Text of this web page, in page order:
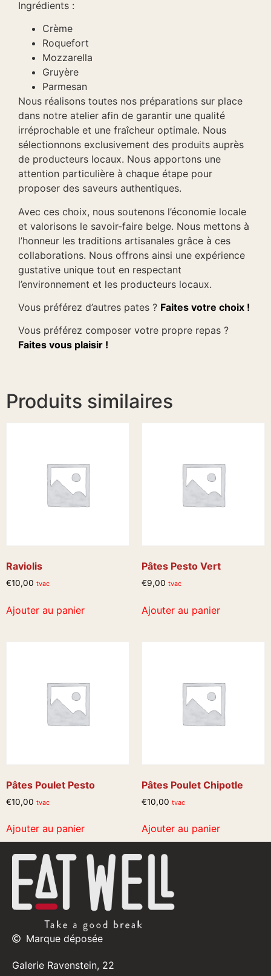
Ingrédients :
Crème
Roquefort
Mozzarella
Gruyère
Parmesan
Nous réalisons toutes nos préparations sur place
dans notre atelier afin de garantir une qualité
irréprochable et une fraîcheur optimale. Nous
sélectionnons exclusivement des produits auprès
de producteurs locaux. Nous apportons une
attention particulière à chaque étape pour
proposer des saveurs authentiques.
Avec ces choix, nous soutenons l’économie locale
et valorisons le savoir-faire belge. Nous mettons à
l’honneur les traditions artisanales grâce à ces
collaborations. Nous offrons ainsi une expérience
gustative unique tout en respectant
l’environnement et les producteurs locaux.
Vous préférez d’autres pates ? Faites votre choix !
Vous préférez composer votre propre repas ?
Faites vous plaisir !
Produits similaires
Raviolis
€10,00 tvac
Ajouter au panier
Pâtes Pesto Vert
€9,00 tvac
Ajouter au panier
Pâtes Poulet Pesto
€10,00 tvac
Ajouter au panier
Pâtes Poulet Chipotle
€10,00 tvac
Ajouter au panier
Marque déposée
Galerie Ravenstein, 22